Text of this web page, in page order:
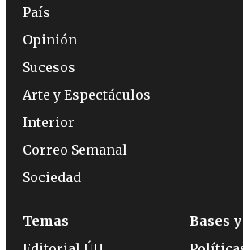
País
Opinión
Sucesos
Arte y Espectáculos
Interior
Correo Semanal
Sociedad
Temas
Bases